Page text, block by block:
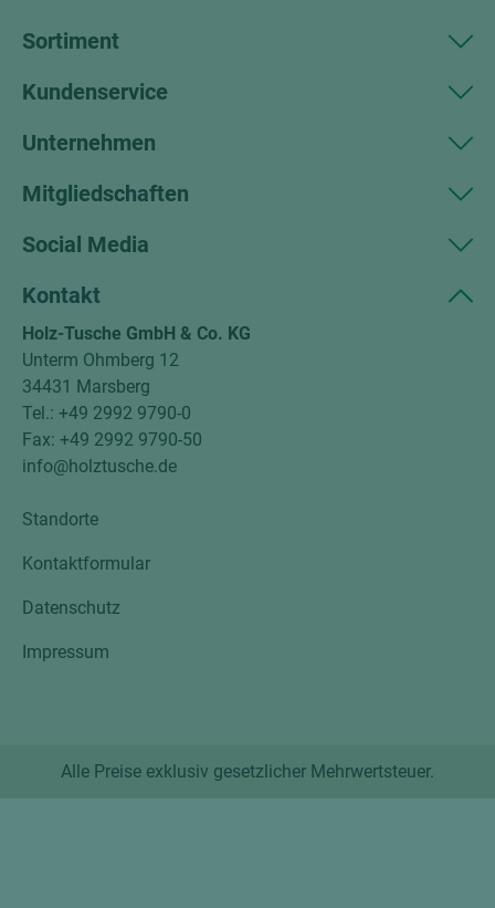
Sortiment
Kundenservice
Unternehmen
Mitgliedschaften
Social Media
Kontakt
Holz-Tusche GmbH & Co. KG
Unterm Ohmberg 12
34431 Marsberg
Tel.: +49 2992 9790-0
Fax: +49 2992 9790-50
info@holztusche.de
Standorte
Kontaktformular
Datenschutz
Impressum
Alle Preise exklusiv gesetzlicher Mehrwertsteuer.